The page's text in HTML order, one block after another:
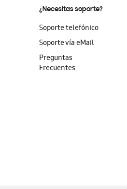
¿Necesitas soporte?
Soporte telefónico
Soporte vía eMail
Preguntas
Frecuentes